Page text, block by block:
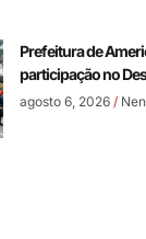
Prefeitura de
participação no
agosto 6, 2026